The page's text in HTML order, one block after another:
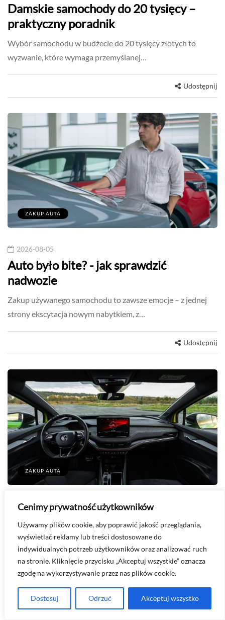
Cenimy prywatność użytkowników
Używamy plików cookie, aby poprawić jakość przeglądania,
wyświetlać reklamy lub treści dostosowane do
indywidualnych potrzeb użytkowników oraz analizować ruch
na stronie. Kliknięcie przycisku „Akceptuj wszystkie” oznacza
zgodę na wykorzystywanie przez nas plików cookie.
Dostosuj Odrzuć Akceptuj wszystko
Damskie samochody do 20 tysięcy –
praktyczny poradnik
Wybór samochodu w budżecie do 20 tysięcy złotych to
wyzwanie, które wymaga przemyślanej…
Udostępnij
ZAKUP AUTA
2026-08-05
Auto było bite? - jak sprawdzić
nadwozie
Zakup używanego samochodu to zawsze emocje – z jednej
strony ekscytacja nowym nabytkiem, z…
Udostępnij
ZAKUP AUTA
2026-08-02
Najszybszy model Skody dostępny w
Polsce
Skoda, choć często kojarzona z praktycznością i
przestronnością, oferuje również modele o…
Udostępnij